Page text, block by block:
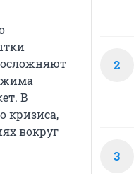
В
кризиса,
вокруг
2
3